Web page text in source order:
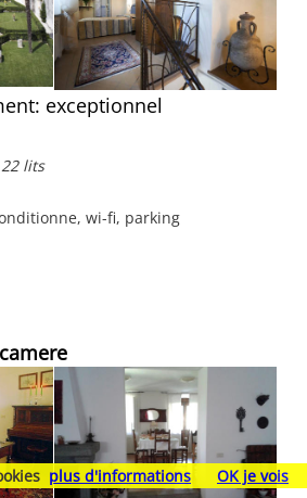
exceptionnel
lits
wi-fi, parking
plus d'informations OK je vois